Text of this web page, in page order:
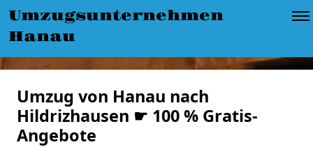
Umzugsunternehmen
Hanau
Umzug von Hanau nach
Hildrizhausen ☛ 100 % Gratis-
Angebote